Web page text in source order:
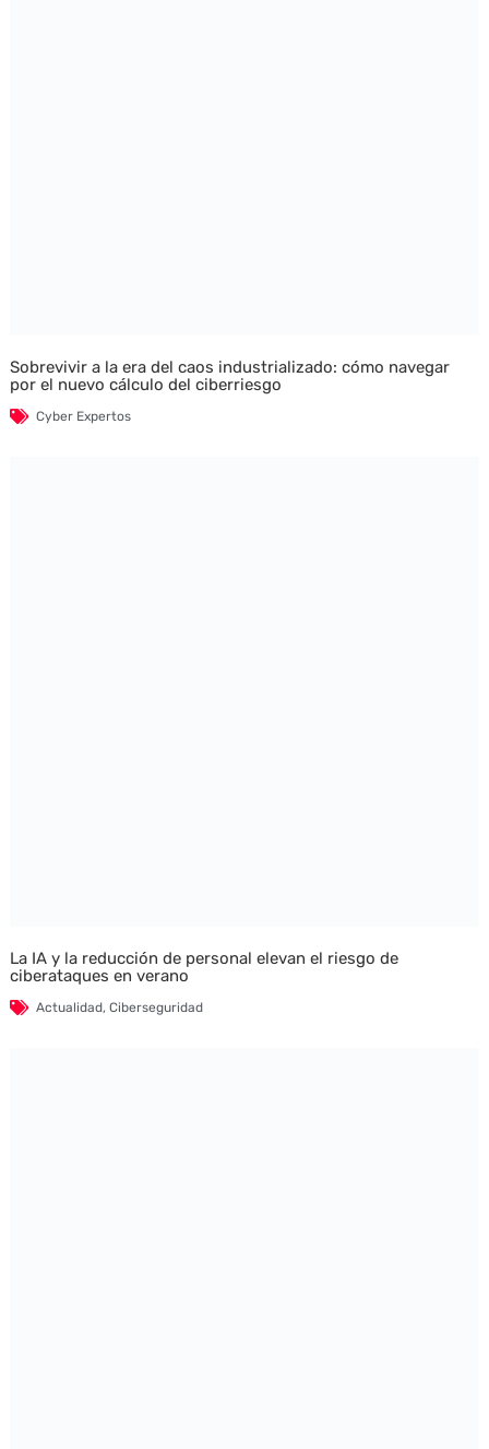
Sobrevivir a la era del caos industrializado: cómo navegar
por el nuevo cálculo del ciberriesgo
Cyber Expertos
La IA y la reducción de personal elevan el riesgo de
ciberataques en verano
Actualidad, Ciberseguridad